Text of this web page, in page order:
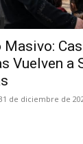
Masivo:
Vuelven a
de diciembre de